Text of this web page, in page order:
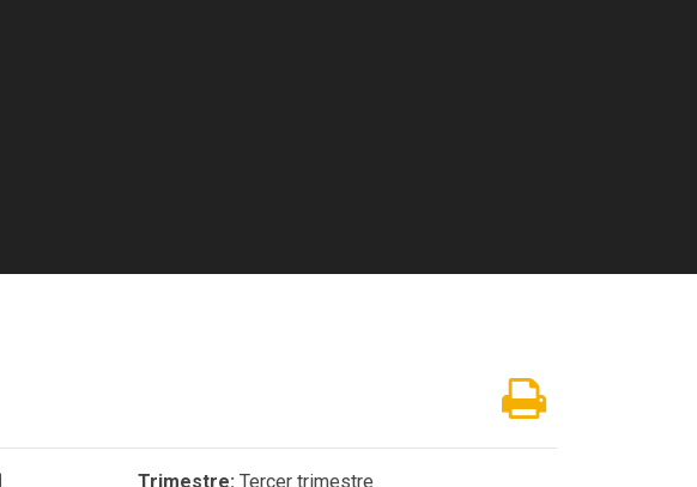
Trimestre: Tercer trimestre